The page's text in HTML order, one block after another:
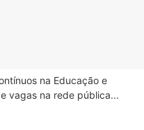
na Educação e
vagas na rede pública...